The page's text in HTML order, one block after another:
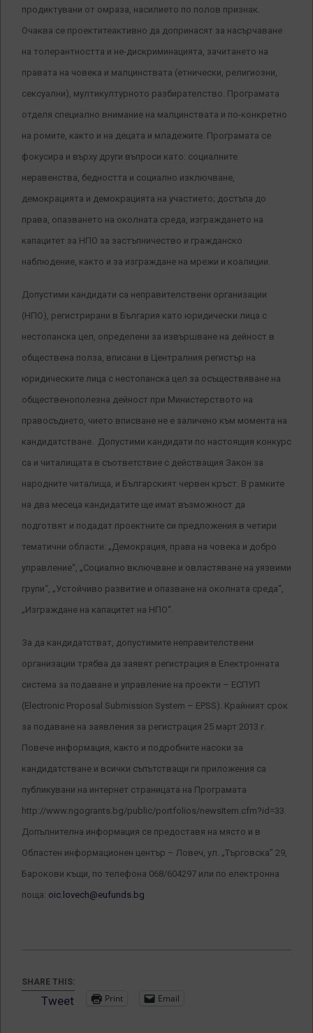
продиктувани от омраза, насилието по полов признак.
Очаква се проектитеактивно да допринасят за насърчаване
на толерантността и не-дискриминацията, зачитането на
правата на човека и малцинствата (етнически, религиозни,
сексуални), мултикултурното разбирателство. Програмата
отделя специално внимание на малцинствата и по-конкретно
на ромите, както и на децата и младежите. Програмата се
фокусира и върху други въпроси като: социалните
неравенства, бедността и социално изключване,
демокрацията и демокрацията на участието; достъпа до
права, опазването на околната среда, изграждането на
капацитет за НПО за застъпничество и гражданско
наблюдение, както и за изграждане на мрежи и коалиции.
Допустими кандидати са неправителствени организации
(НПО), регистрирани в България като юридически лица с
нестопанска цел, определени за извършване на дейност в
обществена полза, вписани в Централния регистър на
юридическите лица с нестопанска цел за осъществяване на
общественополезна дейност при Министерството на
правосъдието, чието вписване не е заличено към момента на
кандидатстване. Допустими кандидати по настоящия конкурс
са и читалищата в съответствие с действащия Закон за
народните читалища, и Българският червен кръст. В рамките
на два месеца кандидатите ще имат възможност да
подготвят и подадат проектните си предложения в четири
тематични области: „Демокрация, права на човека и добро
управление“, „Социално включване и овластяване на уязвими
групи“, „Устойчиво развитие и опазване на околната среда“,
„Изграждане на капацитет на НПО“.
За да кандидатстват, допустимите неправителствени
организации трябва да заявят регистрация в Електронната
система за подаване и управление на проекти – ЕСПУП
(Electronic Proposal Submission System – EPSS). Крайният срок
за подаване на заявления за регистрация 25 март 2013 г.
Повече информация, както и подробните насоки за
кандидатстване и всички съпътстващи ги приложения са
публикувани на интернет страницата на Програмата
http://www.ngogrants.bg/public/portfolios/newsItem.cfm?id=33.
Допълнителна информация се предоставя на място и в
Областен информационен център – Ловеч, ул. „Търговска” 29,
Барокови къщи, по телефона 068/604297 или по електронна
поща: oic.lovech@eufunds.bg
SHARE THIS:
Tweet Print Email